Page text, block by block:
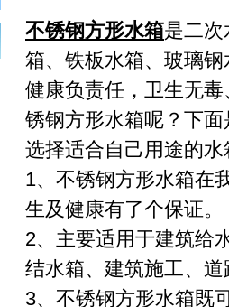
不锈钢方形水箱是二
箱、铁板水箱、玻璃
健康负责任，卫生无
锈钢方形水箱呢？下
选择适合自己用途的水
1、不锈钢方形水箱在
生及健康有了个保证。
2、主要适用于建筑给
结水箱、建筑施工、
3、不锈钢方形水箱既